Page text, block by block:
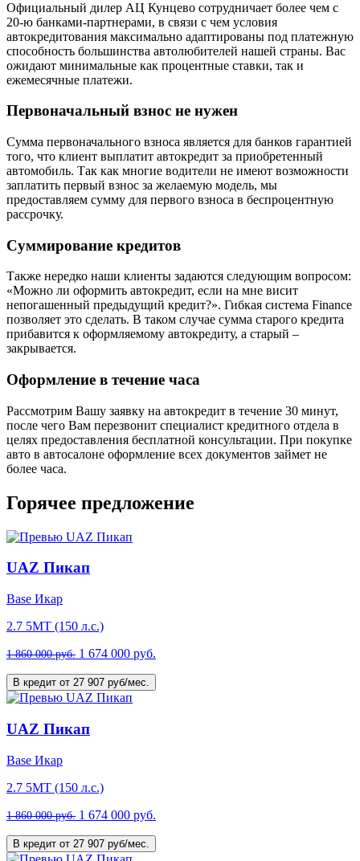
Официальный дилер АЦ Кунцево сотрудничает более чем с
20-ю банками-партнерами, в связи с чем условия
автокредитования максимально адаптированы под платежную
способность большинства автолюбителей нашей страны. Вас
ожидают минимальные как процентные ставки, так и
ежемесячные платежи.
Первоначальный взнос не нужен
Сумма первоначального взноса является для банков гарантией
того, что клиент выплатит автокредит за приобретенный
автомобиль. Так как многие водители не имеют возможности
заплатить первый взнос за желаемую модель, мы
предоставляем сумму для первого взноса в беспроцентную
рассрочку.
Суммирование кредитов
Также нередко наши клиенты задаются следующим вопросом:
«Можно ли оформить автокредит, если на мне висит
непогашенный предыдущий кредит?». Гибкая система Finance
позволяет это сделать. В таком случае сумма старого кредита
прибавится к оформляемому автокредиту, а старый –
закрывается.
Оформление в течение часа
Рассмотрим Вашу заявку на автокредит в течение 30 минут,
после чего Вам перезвонит специалист кредитного отдела в
целях предоставления бесплатной консультации. При покупке
авто в автосалоне оформление всех документов займет не
более часа.
Горячее предложение
UAZ Пикап
Base Икар
2.7 5МТ (150 л.с.)
1 860 000 руб. 1 674 000 руб.
В кредит от 27 907 руб/мес.
UAZ Пикап
Base Икар
2.7 5МТ (150 л.с.)
1 860 000 руб. 1 674 000 руб.
В кредит от 27 907 руб/мес.